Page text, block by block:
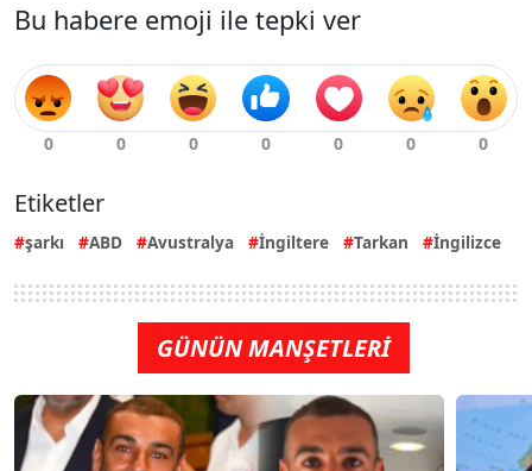
Bu habere emoji ile tepki ver
Etiketler
şarkı ABD Avustralya İngiltere Tarkan İngilizce
GÜNÜN MANŞETLERİ